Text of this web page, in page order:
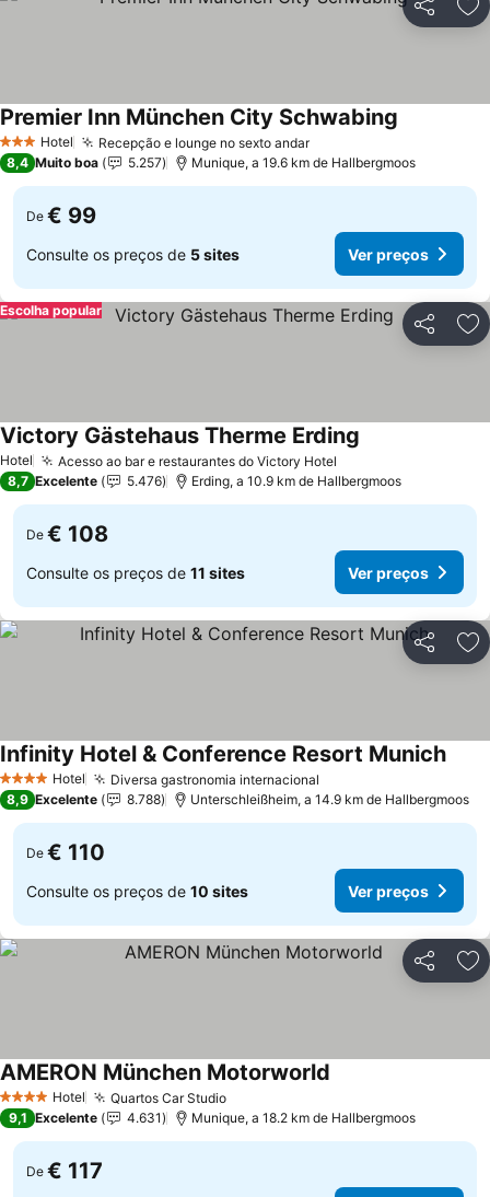
Partilhar
3 EstrelasHotel Recepção e lounge no sexto andar
Premier Inn München City Schwabing
8,4 Muito boa 5.257 Munique, a 19.6 km de Hallbergmoos
De € 99
Consulte os preços de 5 sites Ver preços
Partilhar
Escolha popular
Hotel Acesso ao bar e restaurantes do Victory Hotel
Victory Gästehaus Therme Erding
8,7 Excelente 5.476 Erding, a 10.9 km de Hallbergmoos
De € 108
Consulte os preços de 11 sites Ver preços
Partilhar
4 EstrelasHotel Diversa gastronomia internacional
Infinity Hotel & Conference Resort Munich
8,9 Excelente 8.788 Unterschleißheim, a 14.9 km de Hallbergmoos
De € 110
Consulte os preços de 10 sites Ver preços
Partilhar
4 EstrelasHotel Quartos Car Studio
AMERON München Motorworld
9,1 Excelente 4.631 Munique, a 18.2 km de Hallbergmoos
De € 117